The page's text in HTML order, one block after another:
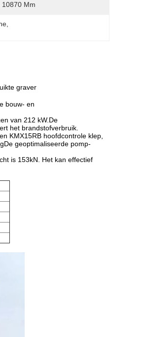
10870 Mm
graver
bouw- en
van 212 kW.De
het brandstofverbruik.
KMX15RB hoofdcontrole klep,
geoptimaliseerde pomp-
is 153kN. Het kan effectief